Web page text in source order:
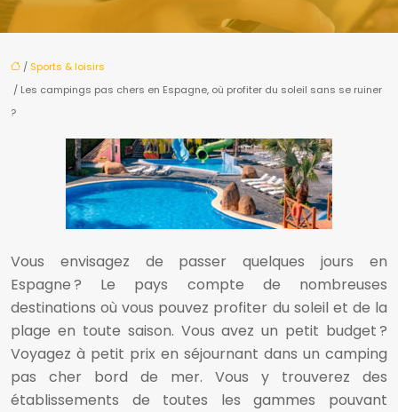
/ Sports & loisirs
/ Les campings pas chers en Espagne, où profiter du soleil sans se ruiner
?
Vous envisagez de passer quelques jours en
Espagne ? Le pays compte de nombreuses
destinations où vous pouvez profiter du soleil et de la
plage en toute saison. Vous avez un petit budget ?
Voyagez à petit prix en séjournant dans un camping
pas cher bord de mer. Vous y trouverez des
établissements de toutes les gammes pouvant